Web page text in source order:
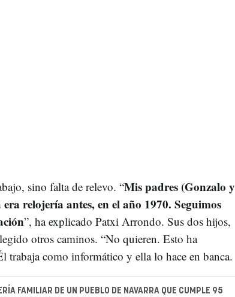
sino falta de relevo. “Mis padres (Gonzalo y
relojería antes, en el año 1970. Seguimos
”, ha explicado Patxi Arrondo. Sus dos hijos,
otros caminos. “No quieren. Esto ha
trabaja como informático y ella lo hace en banca.
FAMILIAR DE UN PUEBLO DE NAVARRA QUE CUMPLE 95